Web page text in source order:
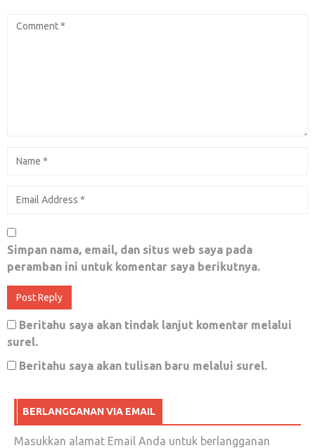
November 23, 2018
Heran, masak mengelola negara seperti ini
Simpan nama, email, dan situs web saya pada
peramban ini untuk komentar saya berikutnya.
Beritahu saya akan tindak lanjut komentar melalui
surel.
Beritahu saya akan tulisan baru melalui surel.
BERLANGGANAN VIA EMAIL
Masukkan alamat Email Anda untuk berlangganan